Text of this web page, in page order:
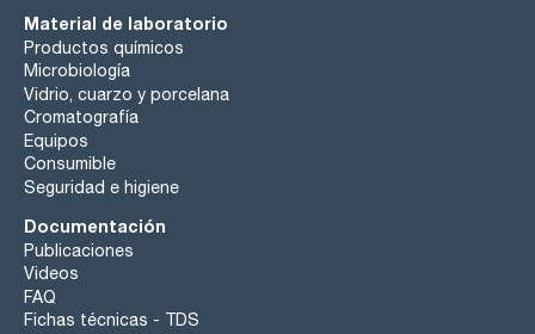
Material de laboratorio
Productos químicos
Microbiología
Vidrio, cuarzo y porcelana
Cromatografía
Equipos
Consumible
Seguridad e higiene
Documentación
Publicaciones
Videos
FAQ
Fichas técnicas - TDS